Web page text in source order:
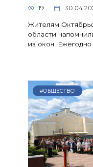
19
Жителям
области
из окон. Ежегодно
#ОБЩЕСТВО